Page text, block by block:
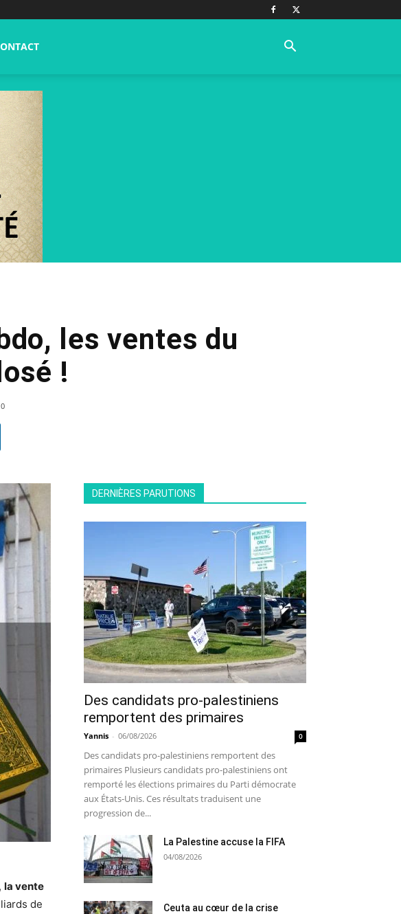
les ventes du
!
0
la vente
de
DERNIÈRES PARUTIONS
Des candidats pro-palestiniens
remportent des primaires
Yannis - 06/08/2026 0
Des candidats pro-palestiniens remportent des
primaires Plusieurs candidats pro-palestiniens ont
remporté les élections primaires du Parti démocrate
aux États-Unis. Ces résultats traduisent une
progression de...
La Palestine accuse la FIFA
04/08/2026
Ceuta au cœur de la crise